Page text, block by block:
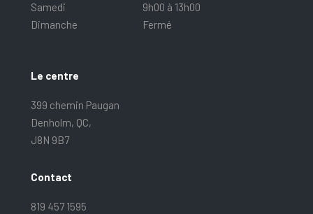
Samedi
9h00 à 13h00
Dimanche
Fermé
Le centre
399 chemin Paugan
Denholm, QC,
J8N 9B7
Contact
819 457 1595